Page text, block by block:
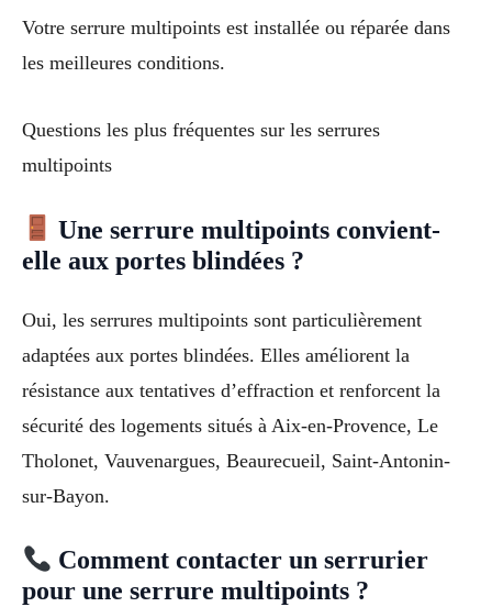
Votre serrure multipoints est installée ou réparée dans
les meilleures conditions.
Questions les plus fréquentes sur les serrures
multipoints
Une serrure multipoints convient-
elle aux portes blindées ?
Oui, les serrures multipoints sont particulièrement
adaptées aux portes blindées. Elles améliorent la
résistance aux tentatives d’effraction et renforcent la
sécurité des logements situés à Aix-en-Provence, Le
Tholonet, Vauvenargues, Beaurecueil, Saint-Antonin-
sur-Bayon.
Comment contacter un serrurier
pour une serrure multipoints ?